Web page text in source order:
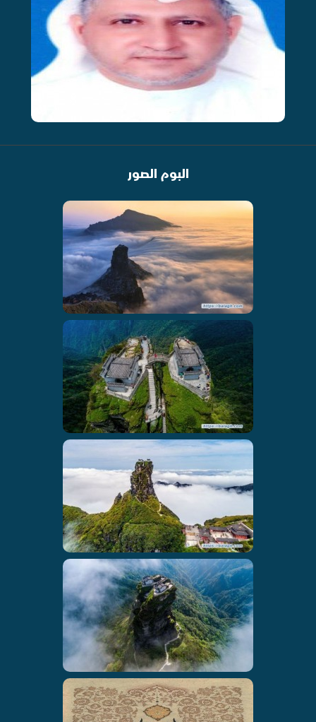
البوم الصور